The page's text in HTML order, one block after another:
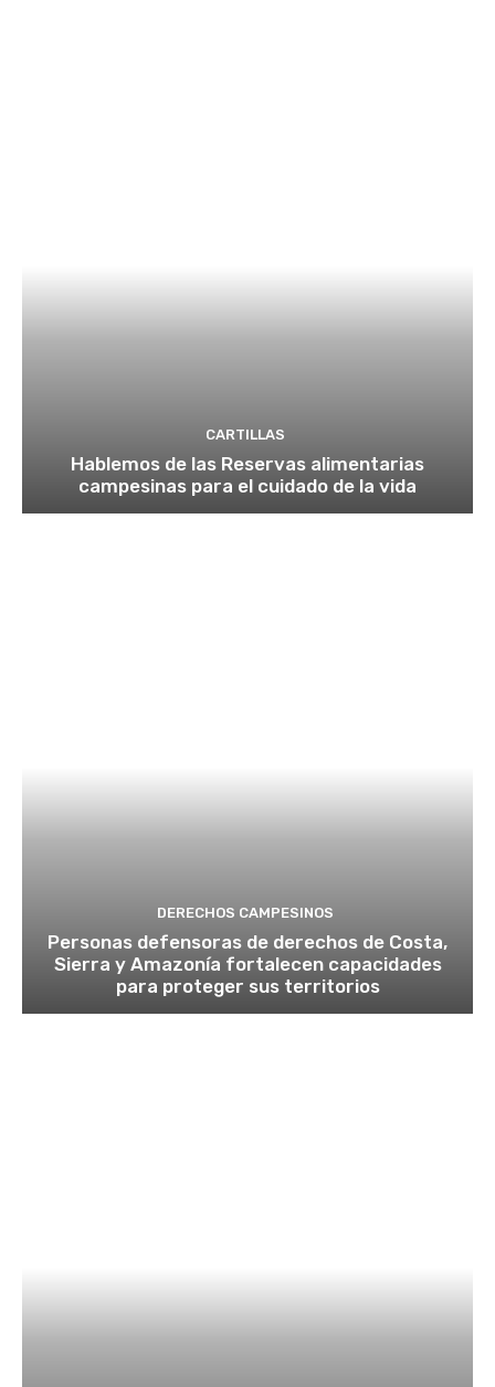
CARTILLAS
Hablemos de las Reservas alimentarias
campesinas para el cuidado de la vida
DERECHOS CAMPESINOS
Personas defensoras de derechos de Costa,
Sierra y Amazonía fortalecen capacidades
para proteger sus territorios